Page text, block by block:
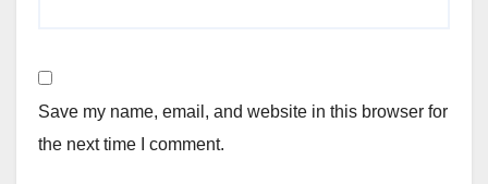
Save my name, email, and website in this browser for
the next time I comment.